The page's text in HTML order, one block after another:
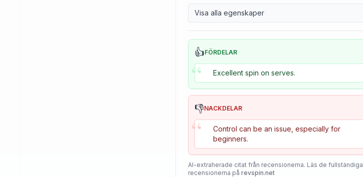
Visa alla egenskaper
👍FÖRDELAR
“ Excellent spin on serves.
👎NACKDELAR
“
Control can be an issue, especially for
beginners.
AI-extraherade citat från recensionerna. Läs de fullständiga
recensionerna på revspin.net